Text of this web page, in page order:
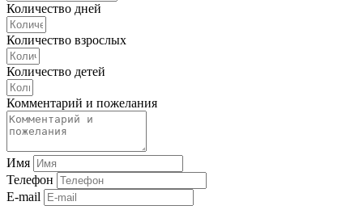
Количество дней
Количество взрослых
Количество детей
Комментарий и пожелания
Имя
Телефон
E-mail